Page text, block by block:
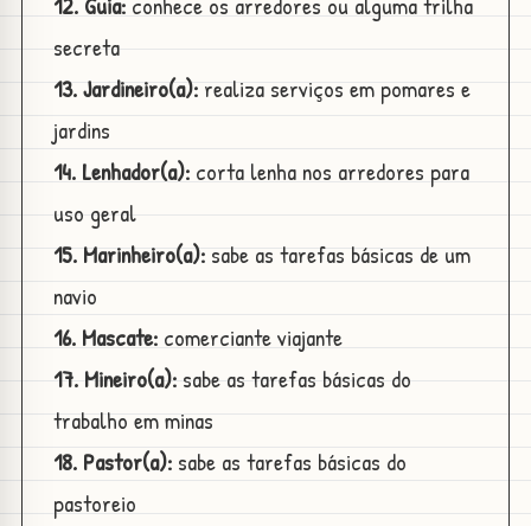
secreta
13. Jardineiro(a):realiza serviços em pomares e
jardins
14. Lenhador(a):corta lenha nos arredores para
uso geral
15. Marinheiro(a):sabe as tarefas básicas de um
navio
16. Mascate:comerciante viajante
17. Mineiro(a):sabe as tarefas básicas do
trabalho em minas
18. Pastor(a):sabe as tarefas básicas do
pastoreio